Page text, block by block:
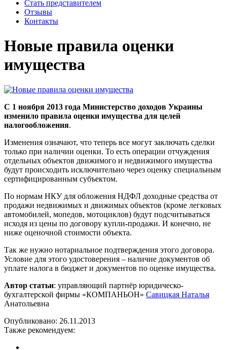
Стать представителем
Отзывы
Контакты
Новые правила оценки
имущества
С 1 ноября 2013 года Министерство доходов Украины
изменило правила оценки имущества для целей
налогообложения.
Изменения означают, что теперь все могут заключать сделки
только при наличии оценки. То есть операции отчуждения
отдельных объектов движимого и недвижимого имущества
будут происходить исключительно через оценку специальным
сертифицированным субъектом.
По нормам НКУ для обложения НДФЛ доходные средства от
продажи недвижимых и движимых объектов (кроме легковых
автомобилей, мопедов, мотоциклов) будут подсчитываться
исходя из цены по договору купли-продажи. И конечно, не
ниже оценочной стоимости объекта.
Так же нужно нотариальное подтверждения этого договора.
Условие для этого удостоверения – наличие документов об
уплате налога в бюджет и документов по оценке имущества.
Автор статьи: управляющий партнёр юридическо-
бухгалтерской фирмы «КОМПАНЬОН» Савицкая Наталья
Анатольевна
Опубликовано: 26.11.2013
Также рекомендуем: